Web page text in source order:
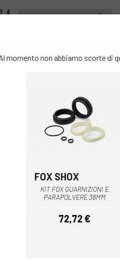
momento non abbiamo scorte di
Multiplo
FOX SHOX
KIT FOX GUARNIZIONI E
PARAPOLVERE 38MM
Prezzo
72,72 €